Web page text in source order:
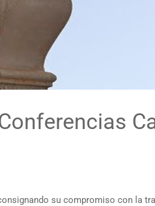
su compromiso con la